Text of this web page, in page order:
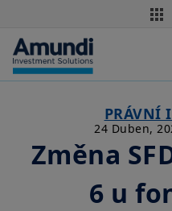
Přejít k hlavnímu obsahu
PRÁVNÍ
24 Duben,
Změna
6 u